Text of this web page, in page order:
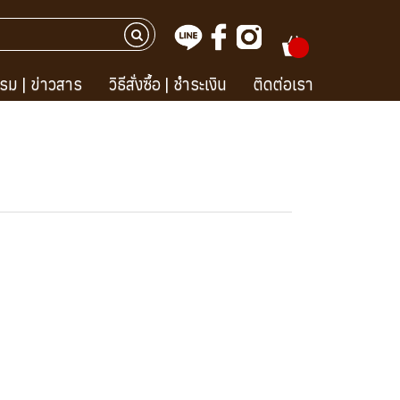
ม | ข่าวสาร วิธีสั่งซื้อ | ชำระเงิน ติดต่อเรา